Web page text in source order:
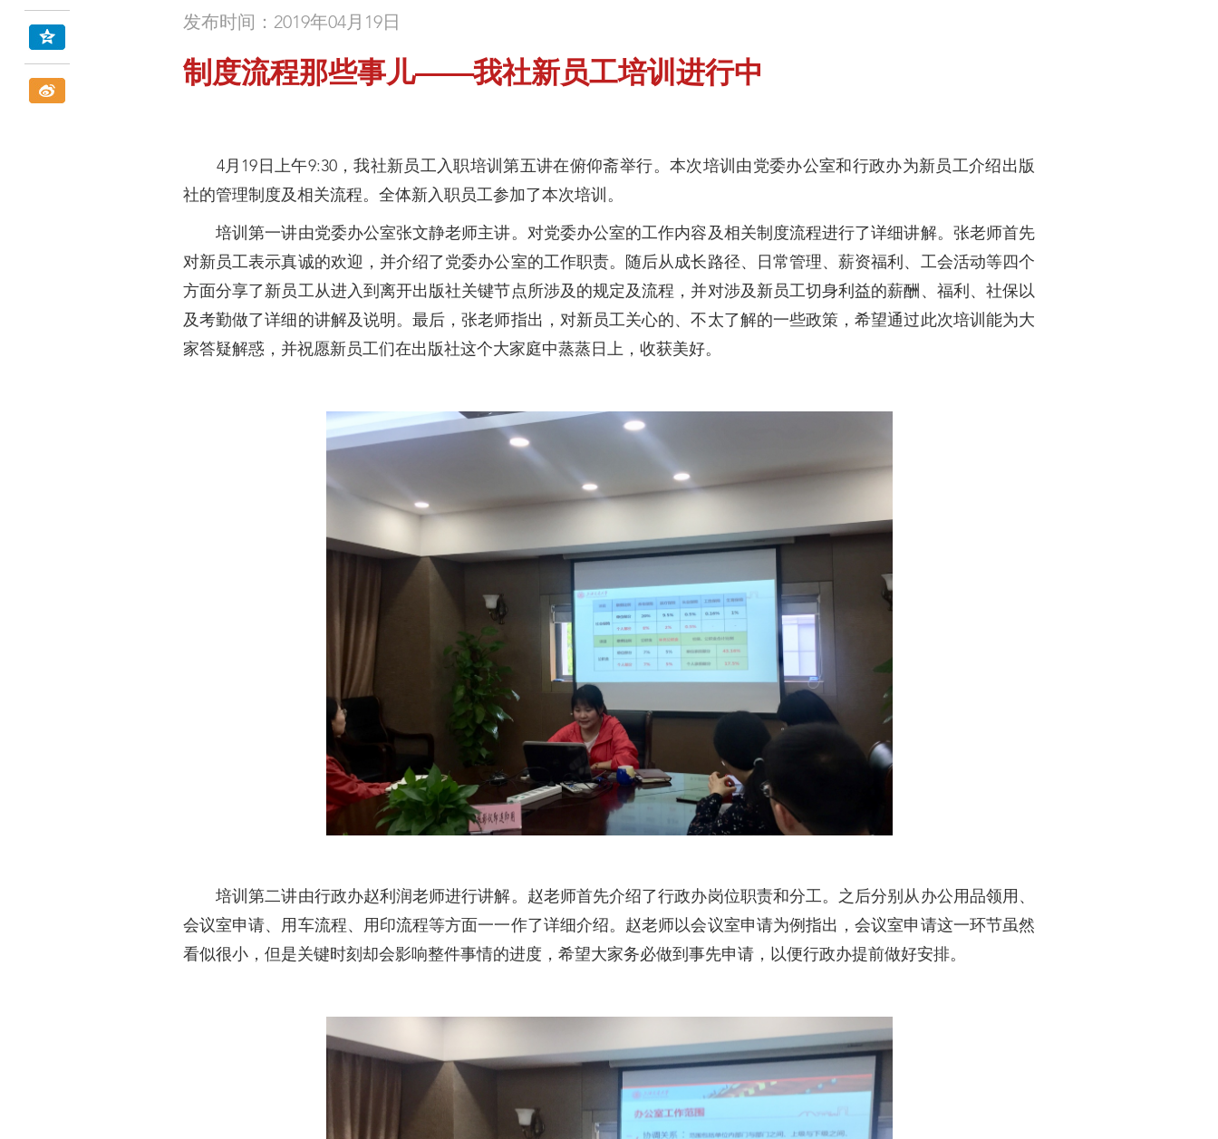
发布时间：2019年04月19日
制度流程那些事儿——我社新员工培训进行中
4月19日上午9:30，我社新员工入职培训第五讲在俯仰斋举行。本次培训由党委办公室和行政办为新员工介绍出版
社的管理制度及相关流程。全体新入职员工参加了本次培训。
培训第一讲由党委办公室张文静老师主讲。对党委办公室的工作内容及相关制度流程进行了详细讲解。张老师首先
对新员工表示真诚的欢迎，并介绍了党委办公室的工作职责。随后从成长路径、日常管理、薪资福利、工会活动等四个
方面分享了新员工从进入到离开出版社关键节点所涉及的规定及流程，并对涉及新员工切身利益的薪酬、福利、社保以
及考勤做了详细的讲解及说明。最后，张老师指出，对新员工关心的、不太了解的一些政策，希望通过此次培训能为大
家答疑解惑，并祝愿新员工们在出版社这个大家庭中蒸蒸日上，收获美好。
培训第二讲由行政办赵利润老师进行讲解。赵老师首先介绍了行政办岗位职责和分工。之后分别从办公用品领用、
会议室申请、用车流程、用印流程等方面一一作了详细介绍。赵老师以会议室申请为例指出，会议室申请这一环节虽然
看似很小，但是关键时刻却会影响整件事情的进度，希望大家务必做到事先申请，以便行政办提前做好安排。